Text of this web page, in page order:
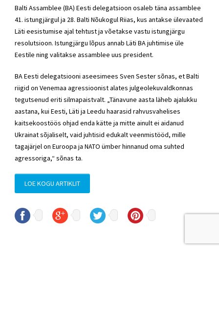
Balti Assamblee (BA) Eesti delegatsioon osaleb täna assamblee
41. istungjärgul ja 28. Balti Nõukogul Riias, kus antakse ülevaated
Läti eesistumise ajal tehtust ja võetakse vastu istungjärgu
resolutsioon. Istungjärgu lõpus annab Läti BA juhtimise üle
Eestile ning valitakse assamblee uus president.
BA Eesti delegatsiooni aseesimees Sven Sestersõnas, et Balti
riigid on Venemaa agressioonist alates julgeolekuvaldkonnas
tegutsenud eriti silmapaistvalt. „Tänavune aasta läheb ajalukku
aastana, kui Eesti, Läti ja Leedu haarasid rahvusvahelises
kaitsekoostöös ohjad enda kätte ja mitte ainult ei aidanud
Ukrainat sõjaliselt, vaid juhtisid edukalt veenmistööd, mille
tagajärjel on Euroopa ja NATO ümber hinnanud oma suhted
agressoriga,“ sõnas ta.
LOE KOGU ARTIKLIT